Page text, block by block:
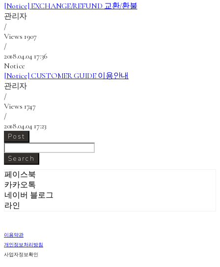
[Notice]EXCHANGE/REFUND 교환/환불
관리자
/
Views 1907
/
2018.04.04 17:36
Notice
[Notice] CUSTOMER GUIDE 이용안내
관리자
/
Views 1747
/
2018.04.04 17:23
Post
Search
페이스북
카카오톡
네이버 블로그
라인
이용약관
개인정보처리방침
사업자정보확인